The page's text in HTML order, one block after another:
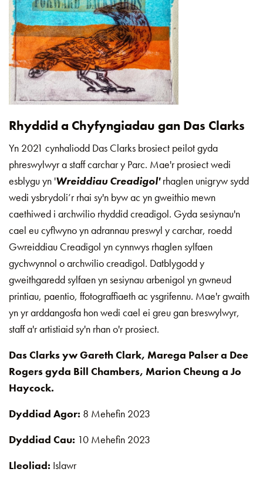
Rhyddid a Chyfyngiadau gan Das Clarks
Yn 2021 cynhaliodd Das Clarks brosiect peilot gyda
phreswylwyr a staff carchar y Parc. Mae'r prosiect wedi
esblygu yn 'Wreiddiau Creadigol'rhaglen unigryw sydd
wedi ysbrydoli’r rhai sy'n byw ac yn gweithio mewn
caethiwed i archwilio rhyddid creadigol. Gyda sesiynau'n
cael eu cyflwyno yn adrannau preswyl y carchar, roedd
Gwreiddiau Creadigol yn cynnwys rhaglen sylfaen
gychwynnol o archwilio creadigol. Datblygodd y
gweithgaredd sylfaen yn sesiynau arbenigol yn gwneud
printiau, paentio, ffotograffiaeth ac ysgrifennu. Mae'r gwaith
yn yr arddangosfa hon wedi cael ei greu gan breswylwyr,
staff a'r artistiaid sy'n rhan o'r prosiect.
Das Clarks yw Gareth Clark, Marega Palser a Dee
Rogers gyda Bill Chambers, Marion Cheung a Jo
Haycock.
Dyddiad Agor: 8 Mehefin 2023
Dyddiad Cau: 10 Mehefin 2023
Lleoliad: Islawr